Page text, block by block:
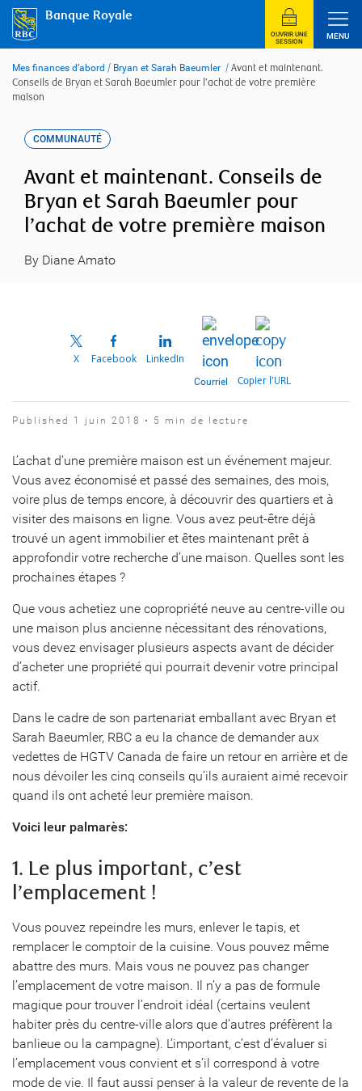
content
Banque Royale
OUVRIR UNE
SESSION
MENU
Mes finances d’abord / Bryan et Sarah Baeumler / Avant et maintenant.
Conseils de Bryan et Sarah Baeumler pour l’achat de votre première
maison
COMMUNAUTÉ
Avant et maintenant. Conseils de
Bryan et Sarah Baeumler pour
l’achat de votre première maison
By Diane Amato
X Facebook LinkedIn
Courriel Copier l’URL
Published 1 juin 2018 • 5 min de lecture
L’achat d’une première maison est un événement majeur.
Vous avez économisé et passé des semaines, des mois,
voire plus de temps encore, à découvrir des quartiers et à
visiter des maisons en ligne. Vous avez peut-être déjà
trouvé un agent immobilier et êtes maintenant prêt à
approfondir votre recherche d’une maison. Quelles sont les
prochaines étapes ?
Que vous achetiez une copropriété neuve au centre-ville ou
une maison plus ancienne nécessitant des rénovations,
vous devez envisager plusieurs aspects avant de décider
d’acheter une propriété qui pourrait devenir votre principal
actif.
Dans le cadre de son partenariat emballant avec Bryan et
Sarah Baeumler, RBC a eu la chance de demander aux
vedettes de HGTV Canada de faire un retour en arrière et de
nous dévoiler les cinq conseils qu’ils auraient aimé recevoir
quand ils ont acheté leur première maison.
Voici leur palmarès:
1. Le plus important, c’est
l’emplacement !
Vous pouvez repeindre les murs, enlever le tapis, et
remplacer le comptoir de la cuisine. Vous pouvez même
abattre des murs. Mais vous ne pouvez pas changer
l’emplacement de votre maison. Il n’y a pas de formule
magique pour trouver l’endroit idéal (certains veulent
habiter près du centre-ville alors que d’autres préfèrent la
banlieue ou la campagne). L’important, c’est d’évaluer si
l’emplacement vous convient et s’il correspond à votre
mode de vie. Il faut aussi penser à la valeur de revente de la